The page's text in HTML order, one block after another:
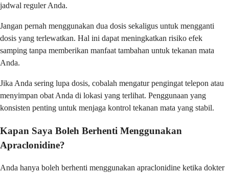
jadwal reguler Anda.
Jangan pernah menggunakan dua dosis sekaligus untuk mengganti
dosis yang terlewatkan. Hal ini dapat meningkatkan risiko efek
samping tanpa memberikan manfaat tambahan untuk tekanan mata
Anda.
Jika Anda sering lupa dosis, cobalah mengatur pengingat telepon atau
menyimpan obat Anda di lokasi yang terlihat. Penggunaan yang
konsisten penting untuk menjaga kontrol tekanan mata yang stabil.
Kapan Saya Boleh Berhenti Menggunakan
Apraclonidine?
Anda hanya boleh berhenti menggunakan apraclonidine ketika dokter